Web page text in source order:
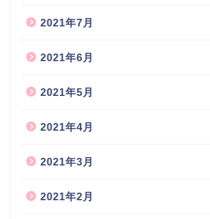
2021年7月
2021年6月
2021年5月
2021年4月
2021年3月
2021年2月